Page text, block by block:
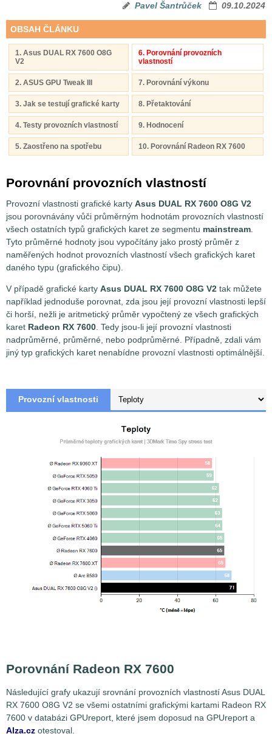
Pavel Šantrůček 09.10.2024
OBSAH ČLÁNKU
1. Asus DUAL RX 7600 O8G
V2
6. Porovnání provozních
vlastností
2. ASUS GPU Tweak III 7. Porovnání výkonu
3. Jak se testují grafické karty 8. Přetaktování
4. Testy provozních vlastností 9. Hodnocení
5. Zaostřeno na spotřebu 10. Porovnání Radeon RX 7600
Porovnání provozních vlastností
Provozní vlastnosti grafické karty Asus DUAL RX 7600 O8G V2
jsou porovnávány vůči průměrným hodnotám provozních vlastností
všech ostatních typů grafických karet ze segmentu mainstream.
Tyto průměrné hodnoty jsou vypočítány jako prostý průměr z
naměřených hodnot provozních vlastností všech grafických karet
daného typu (grafického čipu).
V případě grafické karty Asus DUAL RX 7600 O8G V2 tak můžete
například jednoduše porovnat, zda jsou její provozní vlastnosti lepší
či horší, nežli je aritmetický průměr vypočtený ze všech grafických
karet Radeon RX 7600. Tedy jsou-li její provozní vlastnosti
nadprůměrné, průměrné, nebo podprůměrné. Případně, zdali vám
jiný typ grafických karet nenabídne provozní vlastnosti optimálnější.
Provozní vlastnosti
Porovnání Radeon RX 7600
Následující grafy ukazují srovnání provozních vlastností Asus DUAL
RX 7600 O8G V2 se všemi ostatními grafickými kartami Radeon RX
7600 v databázi GPUreport, které jsem doposud na GPUreport a
Alza.cz otestoval.